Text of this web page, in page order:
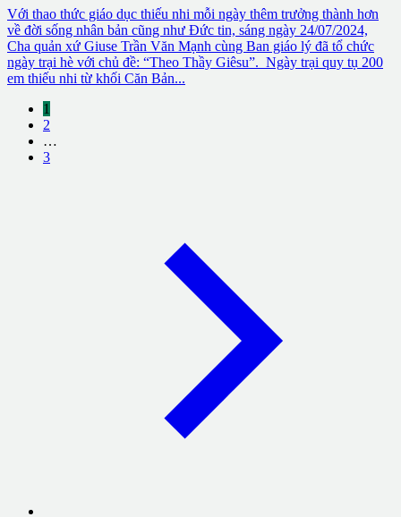
Với thao thức giáo dục thiếu nhi mỗi ngày thêm trưởng thành hơn
về đời sống nhân bản cũng như Đức tin, sáng ngày 24/07/2024,
Cha quản xứ Giuse Trần Văn Mạnh cùng Ban giáo lý đã tổ chức
ngày trại hè với chủ đề: “Theo Thầy Giêsu”. Ngày trại quy tụ 200
em thiếu nhi từ khối Căn Bản...
1
2
…
3